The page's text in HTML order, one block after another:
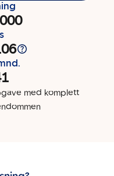
med komplett